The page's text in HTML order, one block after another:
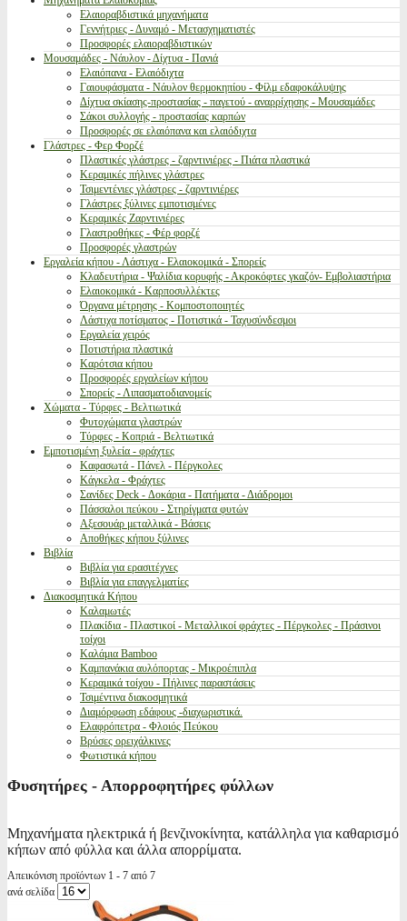
Ελαιοραβδιστικά μηχανήματα
Γεννήτριες - Δυναμό - Μετασχηματιστές
Προσφορές ελαιοραβδιστικών
Μουσαμάδες - Νάυλον - Δίχτυα - Πανιά
Ελαιόπανα - Ελαιόδιχτα
Γαιουφάσματα - Νάυλον θερμοκηπίου - Φίλμ εδαφοκάλυψης
Δίχτυα σκίασης-προστασίας - παγετού - αναρρίχησης - Μουσαμάδες
Σάκοι συλλογής - προστασίας καρπών
Προσφορές σε ελαιόπανα και ελαιόδιχτα
Γλάστρες - Φερ Φορζέ
Πλαστικές γλάστρες - ζαρντινιέρες - Πιάτα πλαστικά
Κεραμικές πήλινες γλάστρες
Τσιμεντένιες γλάστρες - ζαρντινιέρες
Γλάστρες ξύλινες εμποτισμένες
Κεραμικές Ζαρντινιέρες
Γλαστροθήκες - Φέρ φορζέ
Προσφορές γλαστρών
Εργαλεία κήπου - Λάστιχα - Ελαιοκομικά - Σπορείς
Κλαδευτήρια - Ψαλίδια κορυφής - Ακροκόφτες γκαζόν- Εμβολιαστήρια
Ελαιοκομικά - Καρποσυλλέκτες
Όργανα μέτρησης - Κομποστοποιητές
Λάστιχα ποτίσματος - Ποτιστικά - Ταχυσύνδεσμοι
Εργαλεία χειρός
Ποτιστήρια πλαστικά
Καρότσια κήπου
Προσφορές εργαλείων κήπου
Σπορείς - Λιπασματοδιανομείς
Χώματα - Τύρφες - Βελτιωτικά
Φυτοχώματα γλαστρών
Τύρφες - Κοπριά - Βελτιωτικά
Εμποτισμένη ξυλεία - φράχτες
Καφασωτά - Πάνελ - Πέργκολες
Κάγκελα - Φράχτες
Σανίδες Deck - Δοκάρια - Πατήματα - Διάδρομοι
Πάσσαλοι πεύκου - Στηρίγματα φυτών
Αξεσουάρ μεταλλικά - Βάσεις
Αποθήκες κήπου ξύλινες
Βιβλία
Βιβλία για ερασιτέχνες
Βιβλία για επαγγελματίες
Διακοσμητικά Κήπου
Καλαμωτές
Πλακίδια - Πλαστικοί - Μεταλλικοί φράχτες - Πέργκολες - Πράσινοι
τοίχοι
Καλάμια Bamboo
Καμπανάκια αυλόπορτας - Μικροέπιπλα
Κεραμικά τοίχου - Πήλινες παραστάσεις
Τσιμέντινα διακοσμητικά
Διαμόρφωση εδάφους -διαχωριστικά.
Ελαφρόπετρα - Φλοιός Πεύκου
Βρύσες ορειχάλκινες
Φωτιστικά κήπου
Φυσητήρες - Απορροφητήρες φύλλων
Μηχανήματα ηλεκτρικά ή βενζινοκίνητα, κατάλληλα για καθαρισμό
κήπων από φύλλα και άλλα απορρίματα.
Απεικόνιση προϊόντων 1 - 7 από 7
ανά σελίδα